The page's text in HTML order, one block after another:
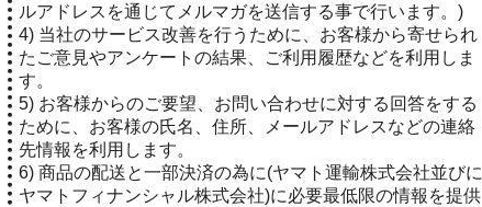
ルアドレスを通じてメルマガを送信する事で行います。)
4) 当社のサービス改善を行うために、お客様から寄せられ
たご意見やアンケートの結果、ご利用履歴などを利用しま
す。
5) お客様からのご要望、お問い合わせに対する回答をする
ために、お客様の氏名、住所、メールアドレスなどの連絡
先情報を利用します。
6) 商品の配送と一部決済の為に(ヤマト運輸株式会社並びに
ヤマトフィナンシャル株式会社)に必要最低限の情報を提供